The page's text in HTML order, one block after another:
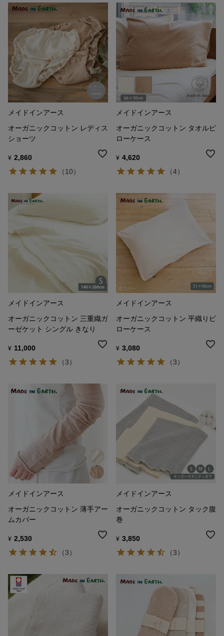
クターやデザインです。
バリ、ネパール、ベトナム、マダガスカル、インドなどを旅しなが
ら絵や詩を描き、
現地の人たちの暮らしの中に溶け込んだ生活のなかで、さまざまな
作品が生みだされています。
メイドインアース
オーガニックコットン レディス
ショーツ
¥ 2,860
（10）
メイドインアース
オーガニックコットン タオルピ
ローケース
¥ 4,620
（4）
メイドインアース
オーガニックコットン 三重織ガ
ーゼケット シングル きなり
¥ 11,000
（3）
メイドインアース
オーガニックコットン 平織りピ
ローケース
¥ 3,080
（3）
メイドインアース
オーガニックコットン 薄手アー
ムカバー
¥ 2,530
（3）
メイドインアース
オーガニックコットン タック腹
巻
¥ 3,850
（3）